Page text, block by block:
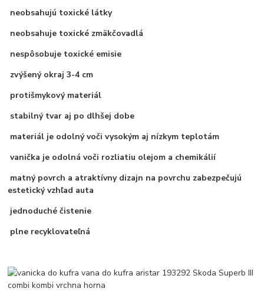
neobsahujú toxické látky
neobsahuje toxické zmäkčovadlá
nespôsobuje toxické emisie
zvýšený okraj 3-4 cm
protišmykový materiál
stabilný tvar aj po dlhšej dobe
materiál je odolný voči vysokým aj nízkym teplotám
vanička je odolná voči rozliatiu olejom a chemikálií
matný povrch a atraktívny dizajn na povrchu zabezpečujú
estetický vzhľad auta
jednoduché čistenie
plne recyklovateľná